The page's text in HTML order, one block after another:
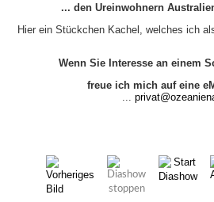
... den Ureinwohnern
Hier ein Stückchen Kachel, welches ich
Wenn Sie Interesse an einem
freue ich mich auf eine
...